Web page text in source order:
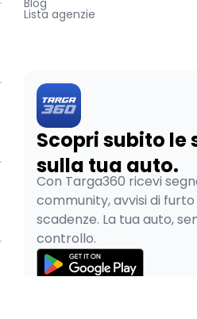
Blog
Lista agenzie
Scopri subito le
sulla tua auto.
Con Targa360 ricevi
community, avvisi di
scadenze. La tua auto,
controllo.